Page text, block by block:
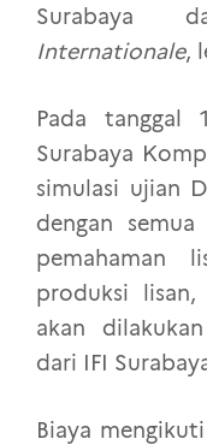
Surabaya
Internationale,
Pada tanggal
Surabaya
simulasi ujian
dengan
pemahaman
produksi
akan
dari IFI
Biaya